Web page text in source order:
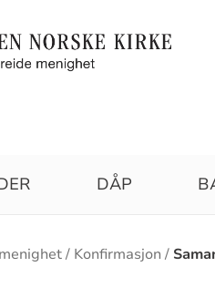
DÅP
Konfirmasjon